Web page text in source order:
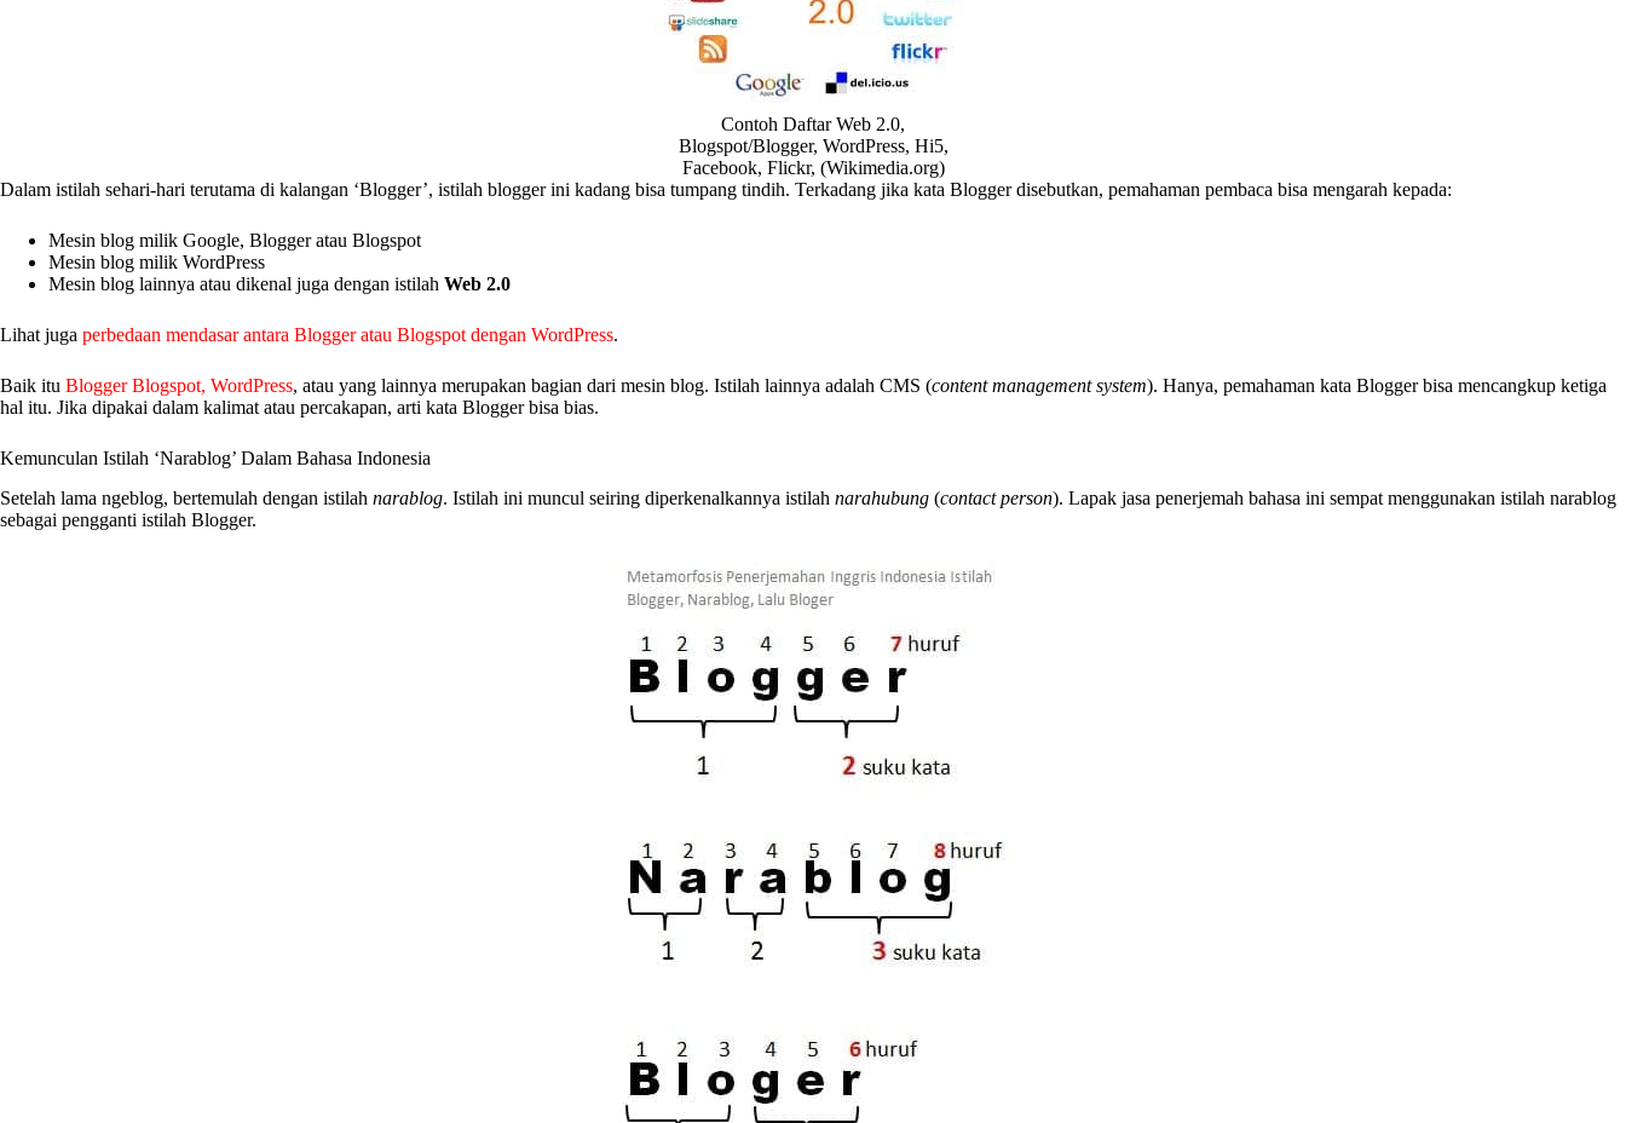
Contoh Daftar Web 2.0,
Blogspot/Blogger, WordPress, Hi5,
Facebook, Flickr, (Wikimedia.org)
Dalam istilah sehari-hari terutama di kalangan ‘Blogger’, istilah blogger ini kadang bisa tumpang tindih. Terkadang jika kata Blogger disebutkan, pemahaman pembaca bisa mengarah kepada:
Mesin blog milik Google, Blogger atau Blogspot
Mesin blog milik WordPress
Mesin blog lainnya atau dikenal juga dengan istilah Web 2.0
Lihat juga perbedaan mendasar antara Blogger atau Blogspot dengan WordPress.
Baik itu Blogger Blogspot, WordPress, atau yang lainnya merupakan bagian dari mesin blog. Istilah lainnya adalah CMS (content management system). Hanya, pemahaman kata Blogger bisa mencangkup ketiga
hal itu. Jika dipakai dalam kalimat atau percakapan, arti kata Blogger bisa bias.
Kemunculan Istilah ‘Narablog’ Dalam Bahasa Indonesia
Setelah lama ngeblog, bertemulah dengan istilah narablog. Istilah ini muncul seiring diperkenalkannya istilah narahubung (contact person). Lapak jasa penerjemah bahasa ini sempat menggunakan istilah narablog
sebagai pengganti istilah Blogger.